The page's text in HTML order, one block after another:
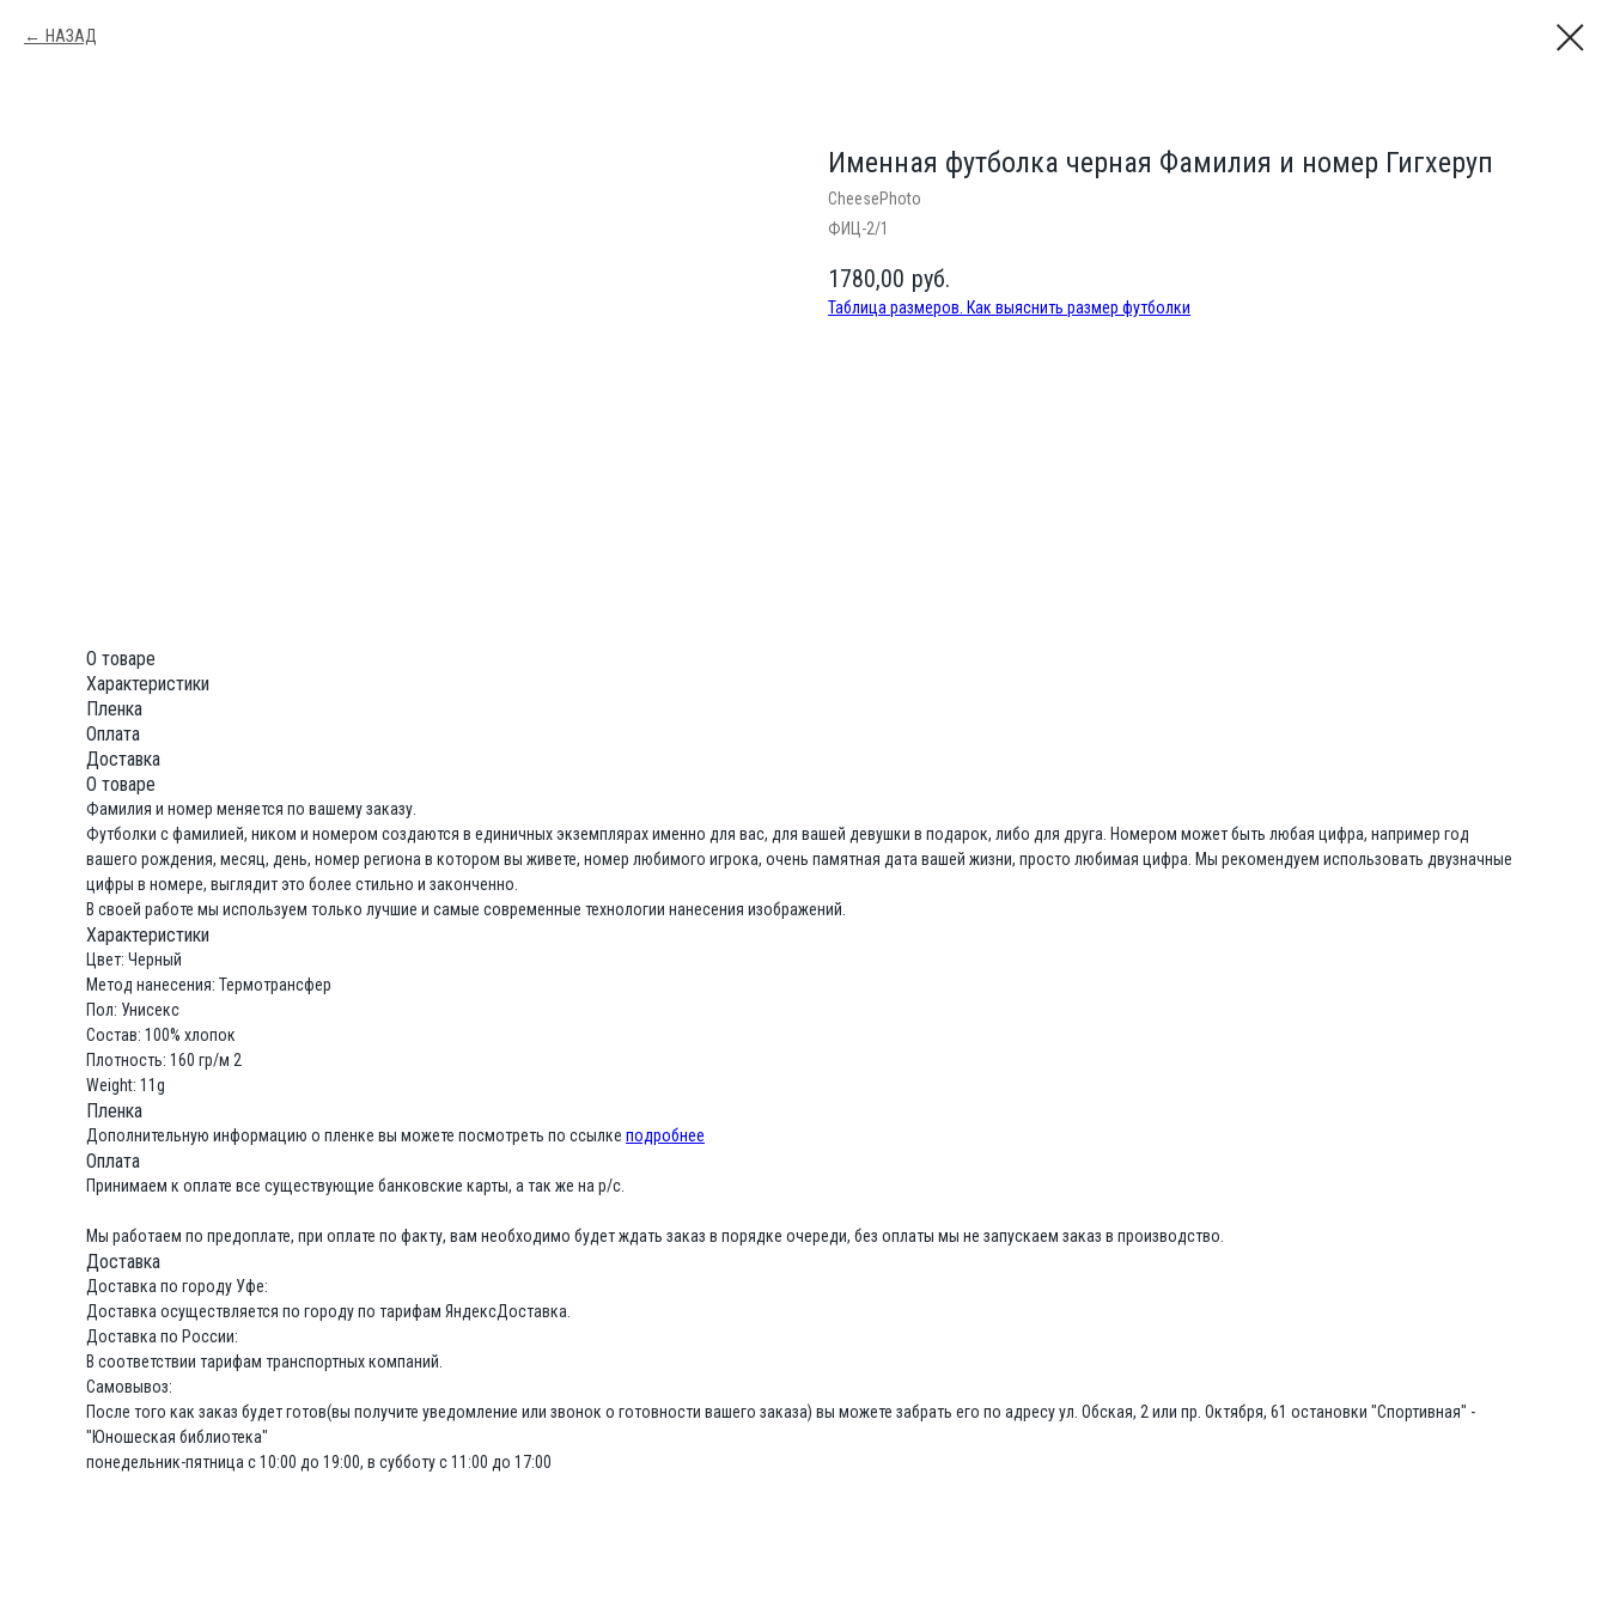
НАЗАД
Именная футболка черная Фамилия и номер Гигхеруп
CheesePhoto
ФИЦ-2/1
1780,00 руб.
Таблица размеров. Как выяснить размер футболки
О товаре
Характеристики
Пленка
Оплата
Доставка
О товаре
Фамилия и номер меняется по вашему заказу.
Футболки с фамилией, ником и номером создаются в единичных экземплярах именно для вас, для вашей девушки в подарок, либо для друга. Номером может быть любая цифра, например год
вашего рождения, месяц, день, номер региона в котором вы живете, номер любимого игрока, очень памятная дата вашей жизни, просто любимая цифра. Мы рекомендуем использовать двузначные
цифры в номере, выглядит это более стильно и законченно.
В своей работе мы используем только лучшие и самые современные технологии нанесения изображений.
Характеристики
Цвет: Черный
Метод нанесения: Термотрансфер
Пол: Унисекс
Состав: 100% хлопок
Плотность: 160 гр/м 2
Weight: 11g
Пленка
Дополнительную информацию о пленке вы можете посмотреть по ссылке подробнее
Оплата
Принимаем к оплате все существующие банковские карты, а так же на р/с.
Мы работаем по предоплате, при оплате по факту, вам необходимо будет ждать заказ в порядке очереди, без оплаты мы не запускаем заказ в производство.
Доставка
Доставка по городу Уфе:
Доставка осуществляется по городу по тарифам ЯндексДоставка.
Доставка по России:
В соответствии тарифам транспортных компаний.
Самовывоз:
После того как заказ будет готов(вы получите уведомление или звонок о готовности вашего заказа) вы можете забрать его по адресу ул. Обская, 2 или пр. Октября, 61 остановки "Спортивная" -
"Юношеская библиотека"
понедельник-пятница с 10:00 до 19:00, в субботу с 11:00 до 17:00